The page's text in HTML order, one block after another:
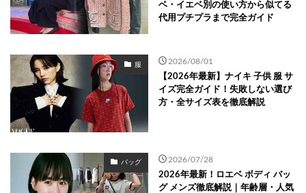
ベ・イエベ別の使い方から似てる
代用プチプラまで完全ガイド
服 2026/08/01
【2026年最新】ナイキ 子供 服 サ
イズ完全ガイド！失敗しない選び
方・全サイズ表を徹底解説
バッグ 2026/07/28
2026年最新！ロエベ ボディ バッ
グ メンズ徹底解説｜年齢層・人気